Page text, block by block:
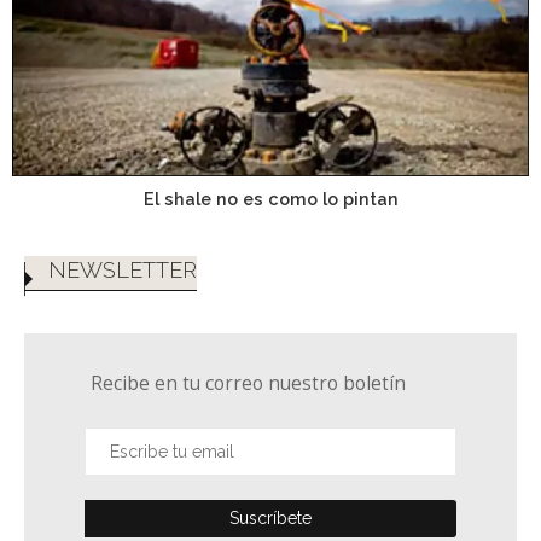
El shale no es como lo pintan
NEWSLETTER
Recibe en tu correo nuestro boletín